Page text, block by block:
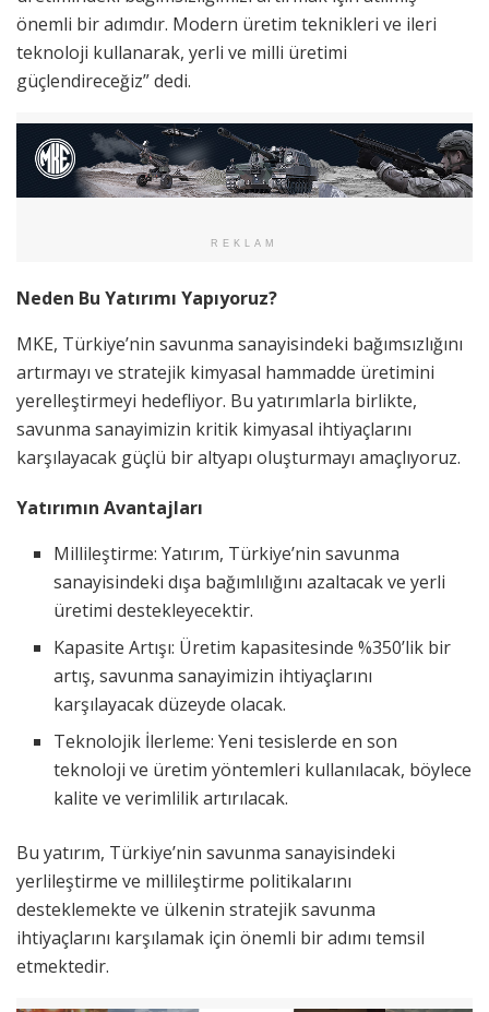
önemli bir adımdır. Modern üretim teknikleri ve ileri
teknoloji kullanarak, yerli ve milli üretimi
güçlendireceğiz” dedi.
REKLAM
Neden Bu Yatırımı Yapıyoruz?
MKE, Türkiye’nin savunma sanayisindeki bağımsızlığını
artırmayı ve stratejik kimyasal hammadde üretimini
yerelleştirmeyi hedefliyor. Bu yatırımlarla birlikte,
savunma sanayimizin kritik kimyasal ihtiyaçlarını
karşılayacak güçlü bir altyapı oluşturmayı amaçlıyoruz.
Yatırımın Avantajları
Millileştirme: Yatırım, Türkiye’nin savunma
sanayisindeki dışa bağımlılığını azaltacak ve yerli
üretimi destekleyecektir.
Kapasite Artışı: Üretim kapasitesinde %350’lik bir
artış, savunma sanayimizin ihtiyaçlarını
karşılayacak düzeyde olacak.
Teknolojik İlerleme: Yeni tesislerde en son
teknoloji ve üretim yöntemleri kullanılacak, böylece
kalite ve verimlilik artırılacak.
Bu yatırım, Türkiye’nin savunma sanayisindeki
yerlileştirme ve millileştirme politikalarını
desteklemekte ve ülkenin stratejik savunma
ihtiyaçlarını karşılamak için önemli bir adımı temsil
etmektedir.